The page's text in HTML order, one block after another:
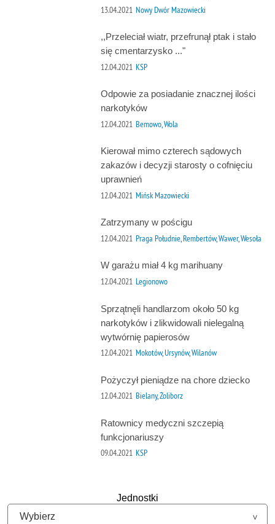
13.04.2021 Nowy Dwór Mazowiecki
,,Przeleciał wiatr, przefrunął ptak i stało
się cmentarzysko ..."
12.04.2021 KSP
Odpowie za posiadanie znacznej ilości
narkotyków
12.04.2021 Bemowo, Wola
Kierował mimo czterech sądowych
zakazów i decyzji starosty o cofnięciu
uprawnień
12.04.2021 Mińsk Mazowiecki
Zatrzymany w pościgu
12.04.2021 Praga Południe, Rembertów, Wawer, Wesoła
W garażu miał 4 kg marihuany
12.04.2021 Legionowo
Sprzątnęli handlarzom około 50 kg
narkotyków i zlikwidowali nielegalną
wytwórnię papierosów
12.04.2021 Mokotów, Ursynów, Wilanów
Pożyczył pieniądze na chore dziecko
12.04.2021 Bielany, Żoliborz
Ratownicy medyczni szczepią
funkcjonariuszy
09.04.2021 KSP
Jednostki